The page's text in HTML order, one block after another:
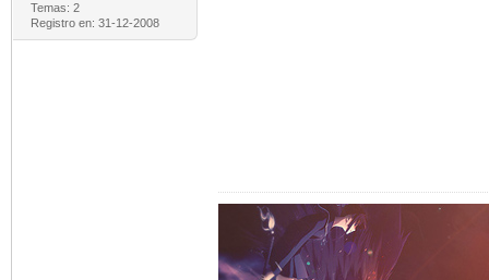
Temas: 2
Registro en: 31-12-2008